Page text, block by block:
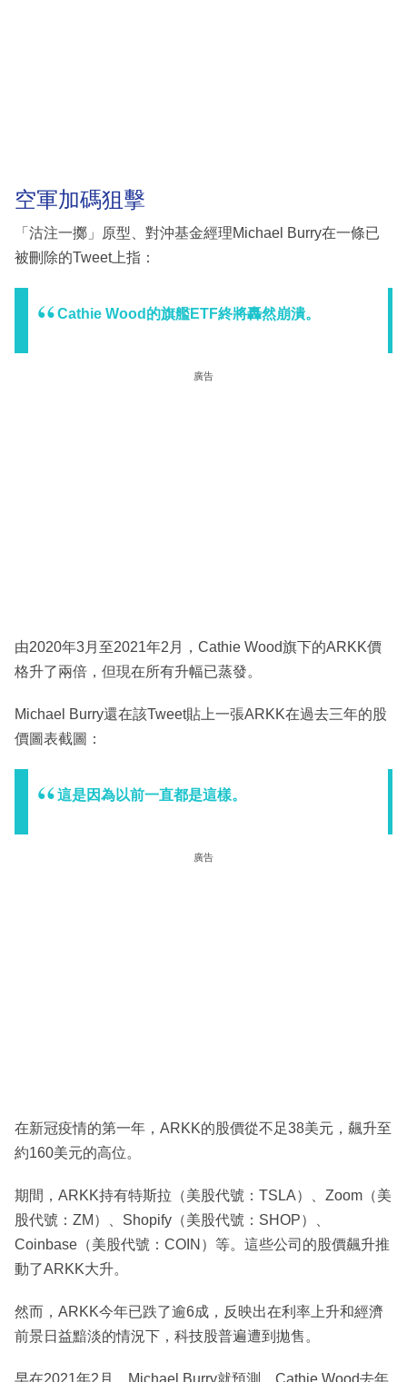
空軍加碼狙擊
「沽注一擲」原型、對沖基金經理Michael Burry在一條已
被刪除的Tweet上指：
Cathie Wood的旗艦ETF終將轟然崩潰。
廣告
由2020年3月至2021年2月，Cathie Wood旗下的ARKK價
格升了兩倍，但現在所有升幅已蒸發。
Michael Burry還在該Tweet貼上一張ARKK在過去三年的股
價圖表截圖：
這是因為以前一直都是這樣。
廣告
在新冠疫情的第一年，ARKK的股價從不足38美元，飆升至
約160美元的高位。
期間，ARKK持有特斯拉（美股代號：TSLA）、Zoom（美
股代號：ZM）、Shopify（美股代號：SHOP）、
Coinbase（美股代號：COIN）等。這些公司的股價飆升推
動了ARKK大升。
然而，ARKK今年已跌了逾6成，反映出在利率上升和經濟
前景日益黯淡的情況下，科技股普遍遭到拋售。